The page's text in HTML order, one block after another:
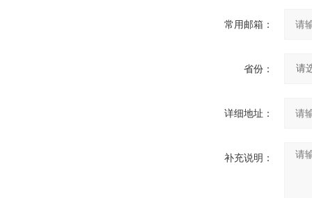
常用邮箱：
省份：
详细地址：
补充说明：